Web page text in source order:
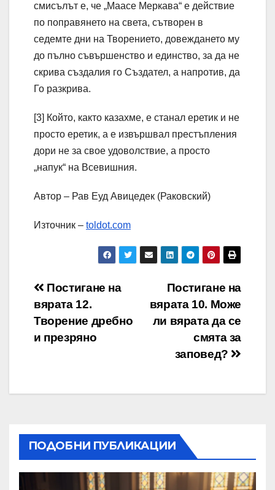
смисълът е, че „Маасе Меркава“ е действие
по поправянето на света, сътворен в
седемте дни на Творението, довеждането му
до пълно съвършенство и единство, за да не
скрива създалия го Създател, а напротив, да
Го разкрива.
[3] Който, както казахме, е станал еретик и не
просто еретик, а е извършвал престъпления
дори не за свое удоволствие, а просто
„напук“ на Всевишния.
Автор – Рав Еуд Авицедек (Раковский)
Източник – toldot.com
Навигация
Постигане на
вярата 10. Може
ли вярата да се
смята за
заповед?
Постигане на
вярата 12.
Творение дребно
и презряно
ПОДОБНИ ПУБЛИКАЦИИ